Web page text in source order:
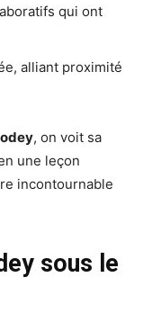
qui ont
alliant proximité
, on voit sa
une leçon
incontournable
sous le